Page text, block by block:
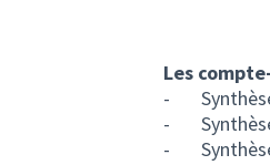
Les
-
-
-